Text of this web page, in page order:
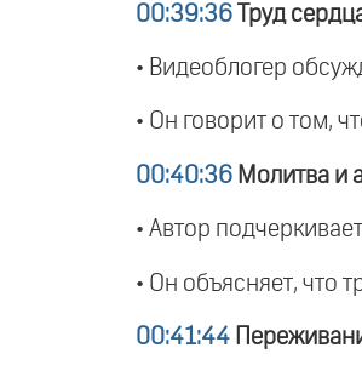
00:39:36 Труд
• Видеоблогер
• Он говорит о том,
00:40:36 Молитва и
• Автор
• Он объясняет, что
00:41:44